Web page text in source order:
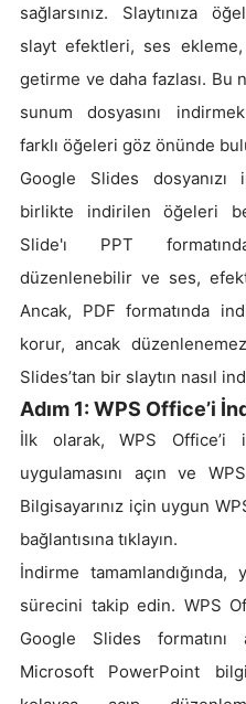
sağlarsınız. Slaytınıza
slayt efektleri, ses
getirme ve daha fazlası. Bu
sunum dosyasını
farklı öğeleri göz önünde
Google Slides
birlikte indirilen öğeleri
Slide'ı PPT
düzenlenebilir ve ses,
Ancak, PDF formatında
korur, ancak
Slides’tan bir slaytın nasıl
Adım 1: WPS Office’i
İlk olarak, WPS Office’i
uygulamasını açın ve
Bilgisayarınız için uygun
bağlantısına tıklayın.
İndirme tamamlandığında,
sürecini takip edin. WPS
Google Slides
Microsoft PowerPoint